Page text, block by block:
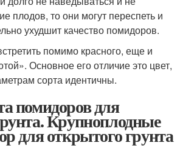
плодов, то они могут переспеть и
ухудшит качество помидоров.
помимо красного, еще и
Основное его отличие это цвет,
сорта идентичны.
помидоров для
Крупноплодные
для открытого грунта